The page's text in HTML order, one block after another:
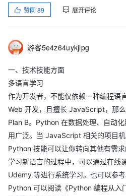
赞同 89 展开评论
游客5e4z64uykjipg
一、技术技能方面
多语言学习
作为开发者，不能仅依赖一种编程语
Web 开发，且擅长 JavaScript，那
Plan B。Python 在数据处理、自动
用广泛。当 JavaScript 相关的项目机
Python 技能可以让你转向其他有需求
学习新语言的过程中，可以通过在线
Udemy 等进行系统学习。也可以参
Python 可以阅读《Python 编程从入